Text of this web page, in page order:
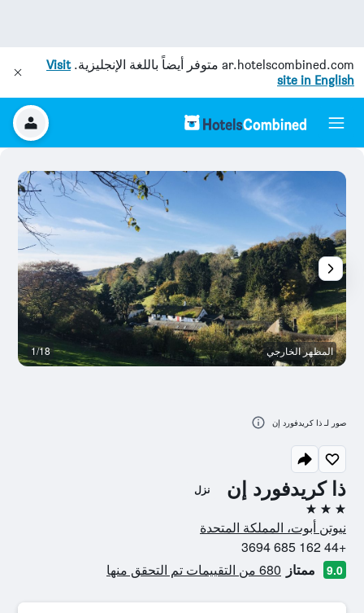
ar.hotelscombined.com متوفر أيضاً باللغة الإنجليزية.Visit
site in English
ذا كريدفورد إن نزل
3 نجوم
نيوتن أبوت، المملكة المتحدة
+44 162 685 3694
9.0 ممتاز 680 من التقييمات تم التحقق منها
المظهر الخارجي 1/18
صور لـ ذا كريدفورد إن